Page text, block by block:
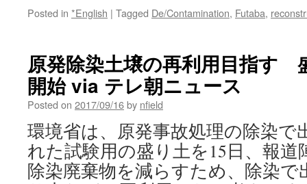
Posted in *English | Tagged De/Contamination, Futaba,
原発除染土壌の再利用目指す
開始 via テレ朝ニュース
Posted on 2017/09/16by nfield
環境省は、原発事故処理の除染で
れた試験用の盛り土を15日、報
除染廃棄物を減らすため、除染で